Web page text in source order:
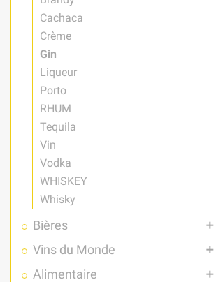
Cachaca
Crème
Gin
Liqueur
Porto
RHUM
Tequila
Vin
Vodka
WHISKEY
Whisky
Bières add
Vins du Monde add
Alimentaire add